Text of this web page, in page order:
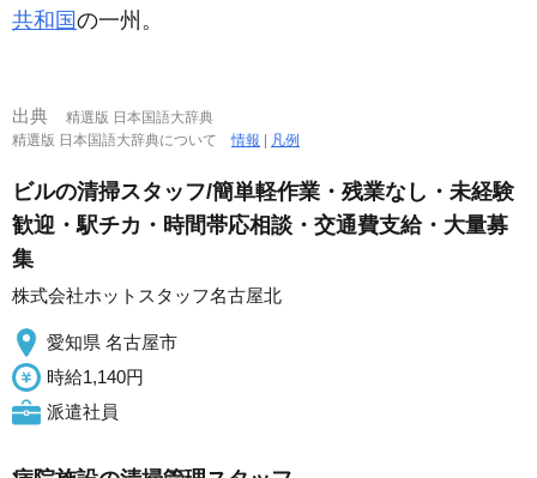
共和国の一州。
出典
精選版 日本国語大辞典
精選版 日本国語大辞典について情報 | 凡例
ビルの清掃スタッフ/簡単軽作業・残業なし・未経験
歓迎・駅チカ・時間帯応相談・交通費支給・大量募
集
株式会社ホットスタッフ名古屋北
愛知県 名古屋市
時給1,140円
派遣社員